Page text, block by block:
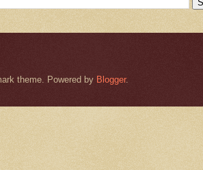
theme. Powered by Blogger.